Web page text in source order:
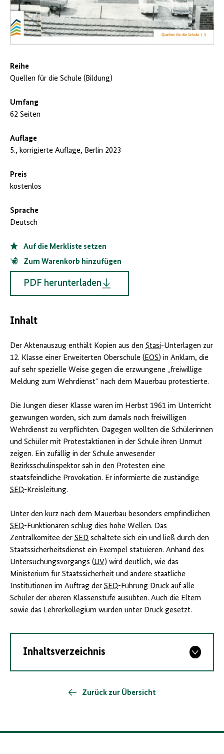
Reihe
Quellen für die Schule (Bildung)
Umfang
62 Seiten
Auflage
5., korrigierte Auflage, Berlin 2023
Preis
kostenlos
Sprache
Deutsch
Auf die Merkliste setzen
Zum Warenkorb hinzufügen
PDF herunterladen
Inhalt
Der Aktenauszug enthält Kopien aus den Stasi-Unterlagen zur
12. Klasse einer Erweiterten Oberschule ( EOS) in Anklam, die
auf sehr spezielle Weise gegen die erzwungene „freiwillige
Meldung zum Wehrdienst“ nach dem Mauerbau protestierte.
Die Jungen dieser Klasse waren im Herbst 1961 im Unterricht
gezwungen worden, sich zum damals noch freiwilligen
Wehrdienst zu verpflichten. Dagegen wollten die Schülerinnen
und Schüler mit Protestaktionen in der Schule ihren Unmut
zeigen. Ein zufällig in der Schule anwesender
Bezirksschulinspektor sah in den Protesten eine
staatsfeindliche Provokation. Er informierte die zuständige
SED-Kreisleitung.
Unter den kurz nach dem Mauerbau besonders empfindlichen
SED-Funktionären schlug dies hohe Wellen. Das
Zentralkomitee der SED schaltete sich ein und ließ durch den
Staatssicherheitsdienst ein Exempel statuieren. Anhand des
Untersuchungsvorgangs (UV) wird deutlich, wie das
Ministerium für Staatssicherheit und andere staatliche
Institutionen im Auftrag der SED-Führung Druck auf alle
Schüler der oberen Klassenstufe ausübten. Auch die Eltern
sowie das Lehrerkollegium wurden unter Druck gesetzt.
Inhaltsverzeichnis
Zurück zur Übersicht